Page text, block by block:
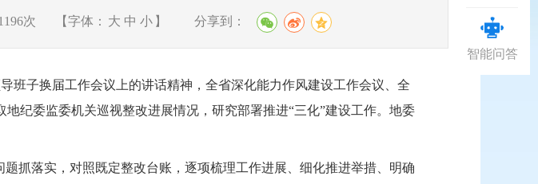
次 【字体： 大 中 小 】 分享到：
班子换届工作会议上的讲话精神，全省深化能力作风建设工作会议、全
纪委监委机关巡视整改进展情况，研究部署推进“三化”建设工作。地委
抓落实，对照既定整改台账，逐项梳理工作进展、细化推进举措、明确
智能问答